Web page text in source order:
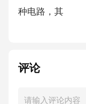
种电路，其
6.抽油烟机装有
评论